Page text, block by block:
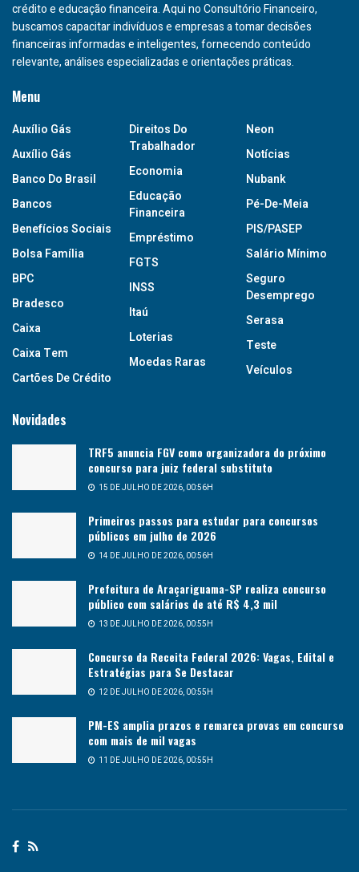
crédito e educação financeira. Aqui no Consultório Financeiro,
buscamos capacitar indivíduos e empresas a tomar decisões
financeiras informadas e inteligentes, fornecendo conteúdo
relevante, análises especializadas e orientações práticas.
Menu
Auxílio Gás
Auxílio Gás
Banco Do Brasil
Bancos
Benefícios Sociais
Bolsa Família
BPC
Bradesco
Caixa
Caixa Tem
Cartões De Crédito
Direitos Do
Trabalhador
Economia
Educação
Financeira
Empréstimo
FGTS
INSS
Itaú
Loterias
Moedas Raras
Neon
Notícias
Nubank
Pé-De-Meia
PIS/PASEP
Salário Mínimo
Seguro
Desemprego
Serasa
Teste
Veículos
Novidades
TRF5 anuncia FGV como organizadora do próximo
concurso para juiz federal substituto
15 DE JULHO DE 2026, 00:56H
Primeiros passos para estudar para concursos
públicos em julho de 2026
14 DE JULHO DE 2026, 00:56H
Prefeitura de Araçariguama-SP realiza concurso
público com salários de até R$ 4,3 mil
13 DE JULHO DE 2026, 00:55H
Concurso da Receita Federal 2026: Vagas, Edital e
Estratégias para Se Destacar
12 DE JULHO DE 2026, 00:55H
PM-ES amplia prazos e remarca provas em concurso
com mais de mil vagas
11 DE JULHO DE 2026, 00:55H